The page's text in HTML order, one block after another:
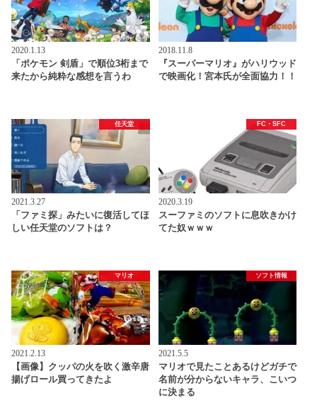
2020.1.13
「ポケモン 剣盾」で順位3桁まで
来たから純粋な感想を言うわ
2018.11.8
『スーパーマリオ』がハリウッド
で映画化！宮本氏が全面協力！！
任天堂
2021.3.27
「ファミ探」みたいに復活してほ
しい任天堂のソフトは？
FC・SFC
2020.3.19
スーファミのソフトに息吹きかけ
てた奴ｗｗｗ
マリオ
2021.2.13
【画像】クッパの火を吹く激辛唐
揚げロール買ってきたよ
ソフト情報
2021.5.5
マリオで見たことあるけどガチで
名前が分からないキャラ、こいつ
に決まる